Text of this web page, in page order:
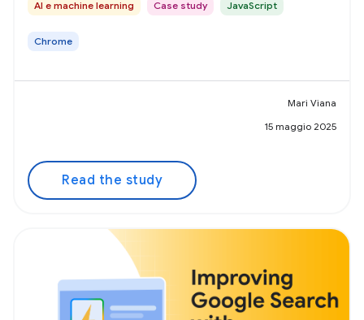
AI e machine learning Case study JavaScript
Chrome
Mari Viana
15 maggio 2025
Read the study